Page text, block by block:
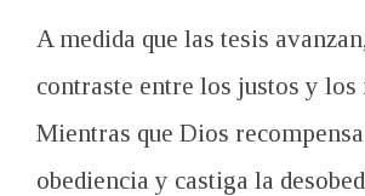
A medida que las tesis
contraste entre los justos y los
Mientras que Dios
obediencia y castiga la